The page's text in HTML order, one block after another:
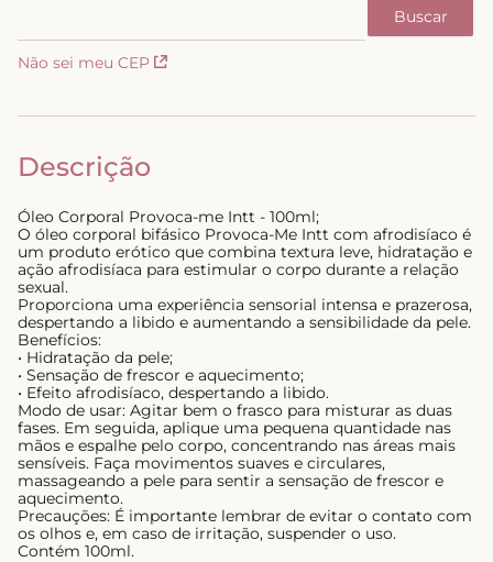
Não sei meu CEP
Descrição
Óleo Corporal Provoca-me Intt - 100ml;
O óleo corporal bifásico Provoca-Me Intt com afrodisíaco é
um produto erótico que combina textura leve, hidratação e
ação afrodisíaca para estimular o corpo durante a relação
sexual.
Proporciona uma experiência sensorial intensa e prazerosa,
despertando a libido e aumentando a sensibilidade da pele.
Benefícios:
• Hidratação da pele;
• Sensação de frescor e aquecimento;
• Efeito afrodisíaco, despertando a libido.
Modo de usar: Agitar bem o frasco para misturar as duas
fases. Em seguida, aplique uma pequena quantidade nas
mãos e espalhe pelo corpo, concentrando nas áreas mais
sensíveis. Faça movimentos suaves e circulares,
massageando a pele para sentir a sensação de frescor e
aquecimento.
Precauções: É importante lembrar de evitar o contato com
os olhos e, em caso de irritação, suspender o uso.
Contém 100ml.